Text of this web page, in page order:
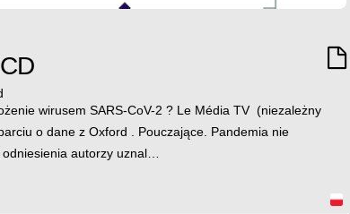
wirusem SARS-CoV-2 ? Le Média TV (niezależny
o dane z Oxford . Pouczające. Pandemia nie
odniesienia autorzy uznal…